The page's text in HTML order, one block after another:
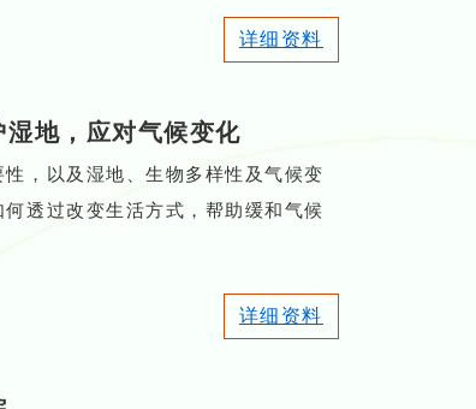
详细资料
湿地，应对气候变化
，以及湿地、生物多样性及气候变
透过改变生活方式，帮助缓和气候
详细资料